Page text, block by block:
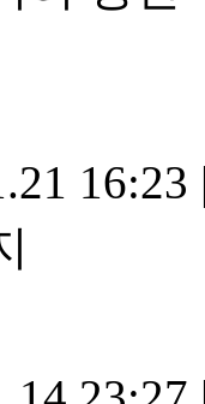
16:23